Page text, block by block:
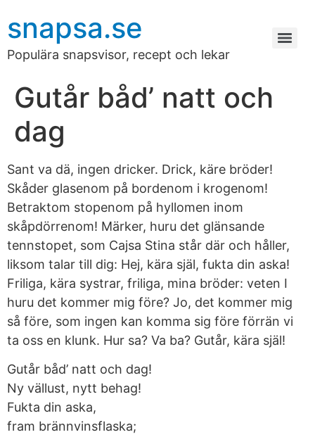
snapsa.se
Populära snapsvisor, recept och lekar
Gutår båd’ natt och
dag
Sant va dä, ingen dricker. Drick, käre bröder!
Skåder glasenom på bordenom i krogenom!
Betraktom stopenom på hyllomen inom
skåpdörrenom! Märker, huru det glänsande
tennstopet, som Cajsa Stina står där och håller,
liksom talar till dig: Hej, kära själ, fukta din aska!
Friliga, kära systrar, friliga, mina bröder: veten I
huru det kommer mig före? Jo, det kommer mig
så före, som ingen kan komma sig före förrän vi
ta oss en klunk. Hur sa? Va ba? Gutår, kära själ!
Gutår båd’ natt och dag!
Ny vällust, nytt behag!
Fukta din aska,
fram brännvinsflaska;